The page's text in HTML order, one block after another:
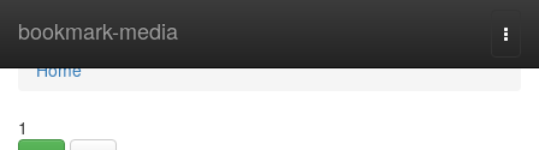
bookmark-media
Home
Home
1